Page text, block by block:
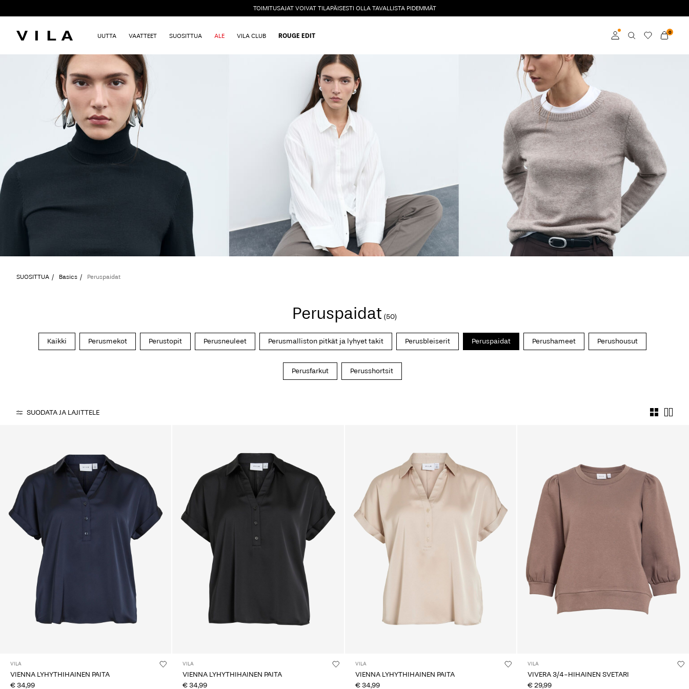
TOIMITUSAJAT VOIVAT TILAPÄISESTI OLLA TAVALLISTA PIDEMMÄT
Kirjaudu sisään
Liity jäseneksi
Lisätietoja VILA Club
0
UUTTA VAATTEET SUOSITTUA ALE VILA CLUB ROUGE EDIT
SUOSITTUA Basics Peruspaidat
Peruspaidat (50)
Kaikki Perusmekot Perustopit Perusneuleet Perusmalliston pitkät ja lyhyet takit Perusbleiserit Peruspaidat Perushameet Perushousut
Perusfarkut Perusshortsit
SUODATA JA LAJITTELE
VILA
VIENNA LYHYTHIHAINEN PAITA
€ 34,99
VILA
VIENNA LYHYTHIHAINEN PAITA
€ 34,99
VILA
VIENNA LYHYTHIHAINEN PAITA
€ 34,99
VILA
VIVERA 3/4-HIHAINEN SVETARI
€ 29,99